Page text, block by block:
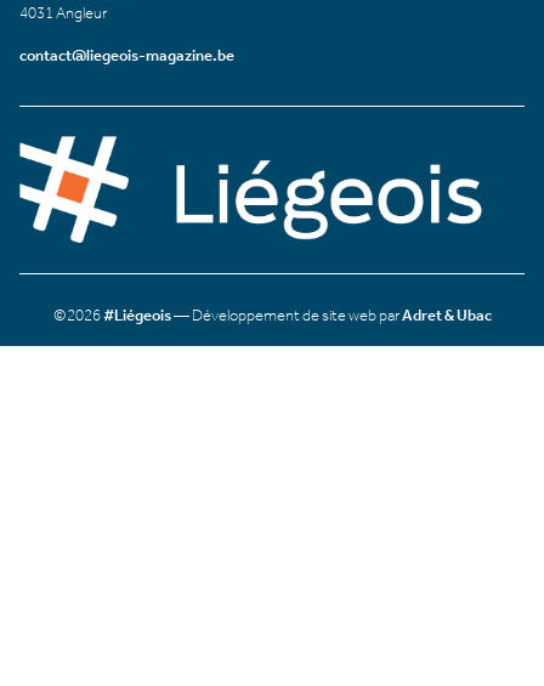
4031 Angleur
contact@liegeois-magazine.be
©2026#Liégeois— Développement de site web parAdret & Ubac